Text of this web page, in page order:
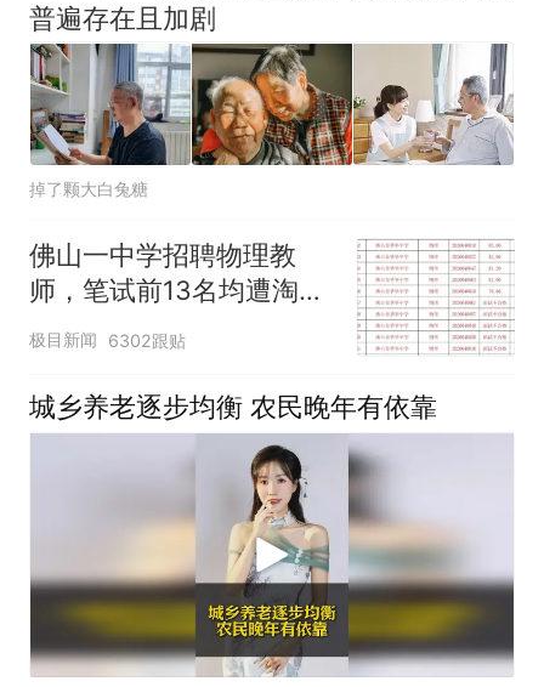
普遍存在且加剧
掉了颗大白兔糖
佛山一中学招聘物理教
师，笔试前13名均遭淘
汰？教育局：已叫停招
聘，成立调查组全面核查
极目新闻 6302跟贴
城乡养老逐步均衡 农民晚年有依靠